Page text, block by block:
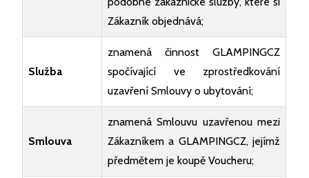
Zákazník objednává;
Služba
znamená činnost GLAMPINGCZ
spočívající ve zprostředkování
uzavření Smlouvy o ubytování;
Smlouva
znamená Smlouvu uzavřenou mezi
Zákazníkem a GLAMPINGCZ, jejímž
předmětem je koupě Voucheru;